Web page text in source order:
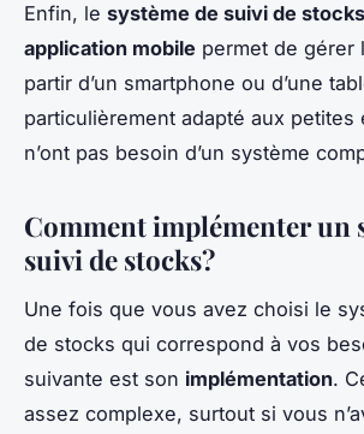
Enfin, le système de suivi de
application mobile permet de gérer
partir d’un smartphone ou d’une
particulièrement adapté aux petites
n’ont pas besoin d’un système
Comment implémenter un
suivi de stocks?
Une fois que vous avez choisi le
de stocks qui correspond à vos
suivante est son implémentation.
assez complexe, surtout si vous